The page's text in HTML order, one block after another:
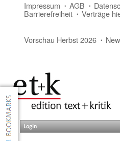
Impressum AGB
Barrierefreiheit Verträge
Vorschau Herbst 2026
Login